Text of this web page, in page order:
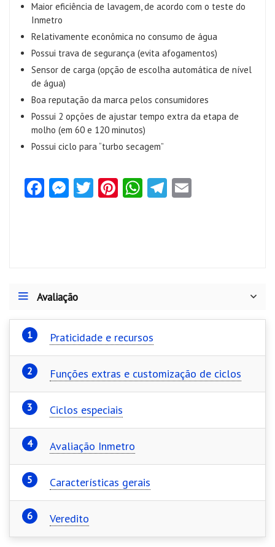
Maior eficiência de lavagem, de acordo com o teste do
Inmetro
Relativamente econômica no consumo de água
Possui trava de segurança (evita afogamentos)
Sensor de carga (opção de escolha automática de nível
de água)
Boa reputação da marca pelos consumidores
Possui 2 opções de ajustar tempo extra da etapa de
molho (em 60 e 120 minutos)
Possui ciclo para “turbo secagem”
Fa
k
M
er
T Pi W Te
Avaliação
Praticidade e recursos
Funções extras e customização de ciclos
Ciclos especiais
Avaliação Inmetro
Características gerais
Veredito